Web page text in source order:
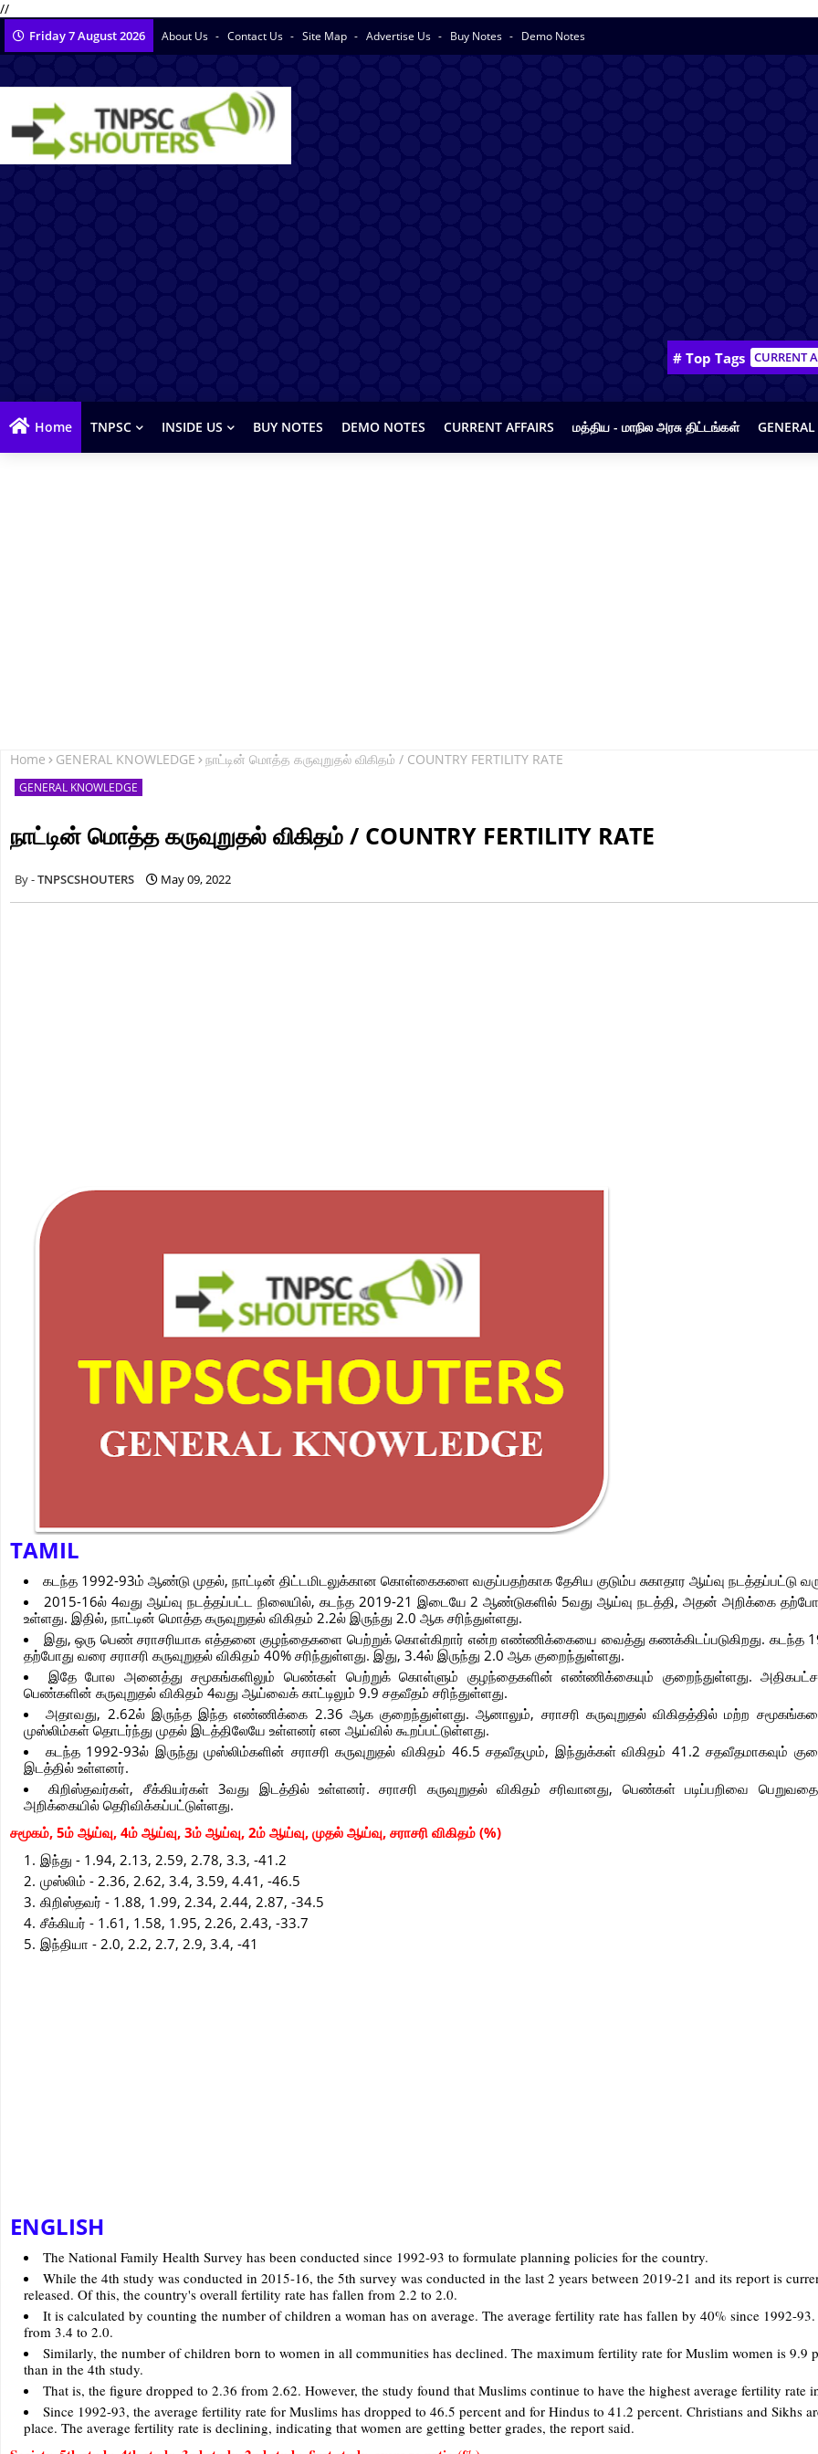
//
Friday 7 August 2026 About Us Contact Us Site Map Advertise Us Buy Notes Demo Notes
# Top Tags CURRENT
Home TNPSC INSIDE US BUY NOTES DEMO NOTES CURRENT AFFAIRS மத்திய - மாநில அரசு திட்டங்கள்
Home GENERAL KNOWLEDGE நாட்டின் மொத்த கருவுறுதல் விகிதம் / COUNTRY FERTILITY RATE
GENERAL KNOWLEDGE
நாட்டின் மொத்த கருவுறுதல் விகிதம் / COUNTRY FERTILITY RATE
TNPSCSHOUTERS May 09, 2022
TAMIL
கடந்த 1992-93ம் ஆண்டு முதல், நாட்டின் திட்டமிடலுக்கான கொள்கைகளை வகுப்பதற்காக தேசிய குடும்ப சுகாதார ஆய்வு நடத்தப்பட்டு
2015-16ல் 4வது ஆய்வு நடத்தப்பட்ட நிலையில், கடந்த 2019-21 இடையே 2 ஆண்டுகளில் 5வது ஆய்வு நடத்தி, அதன் அறிக்கை
உள்ளது. இதில், நாட்டின் மொத்த கருவுறுதல் விகிதம் 2.2ல் இருந்து 2.0 ஆக சரிந்துள்ளது.
இது, ஒரு பெண் சராசரியாக எத்தனை குழந்தைகளை பெற்றுக் கொள்கிறார் என்ற எண்ணிக்கையை வைத்து கணக்கிடப்படுகிறது. கடந்த
தற்போது வரை சராசரி கருவுறுதல் விகிதம் 40% சரிந்துள்ளது. இது, 3.4ல் இருந்து 2.0 ஆக குறைந்துள்ளது.
இதே போல அனைத்து சமூகங்களிலும் பெண்கள் பெற்றுக் கொள்ளும் குழந்தைகளின் எண்ணிக்கையும் குறைந்துள்ளது.
பெண்களின் கருவுறுதல் விகிதம் 4வது ஆய்வைக் காட்டிலும் 9.9 சதவீதம் சரிந்துள்ளது.
அதாவது, 2.62ல் இருந்த இந்த எண்ணிக்கை 2.36 ஆக குறைந்துள்ளது. ஆனாலும், சராசரி கருவுறுதல் விகிதத்தில் மற்ற
முஸ்லிம்கள் தொடர்ந்து முதல் இடத்திலேயே உள்ளனர் என ஆய்வில் கூறப்பட்டுள்ளது.
கடந்த 1992-93ல் இருந்து முஸ்லிம்களின் சராசரி கருவுறுதல் விகிதம் 46.5 சதவீதமும், இந்துக்கள் விகிதம் 41.2 சதவீதமாகவும்
இடத்தில் உள்ளனர்.
கிறிஸ்தவர்கள், சீக்கியர்கள் 3வது இடத்தில் உள்ளனர். சராசரி கருவுறுதல் விகிதம் சரிவானது, பெண்கள் படிப்பறிவை
அறிக்கையில் தெரிவிக்கப்பட்டுள்ளது.
சமூகம், 5ம் ஆய்வு, 4ம் ஆய்வு, 3ம் ஆய்வு, 2ம் ஆய்வு, முதல் ஆய்வு, சராசரி விகிதம் (%)
இந்து - 1.94, 2.13, 2.59, 2.78, 3.3, -41.2
முஸ்லிம் - 2.36, 2.62, 3.4, 3.59, 4.41, -46.5
கிறிஸ்தவர் - 1.88, 1.99, 2.34, 2.44, 2.87, -34.5
சீக்கியர் - 1.61, 1.58, 1.95, 2.26, 2.43, -33.7
இந்தியா - 2.0, 2.2, 2.7, 2.9, 3.4, -41
ENGLISH
The National Family Health Survey has been conducted since 1992-93 to formulate planning policies for the country.
While the 4th study was conducted in 2015-16, the 5th survey was conducted in the last 2 years between 2019-21 and its report is
released. Of this, the country's overall fertility rate has fallen from 2.2 to 2.0.
It is calculated by counting the number of children a woman has on average. The average fertility rate has fallen by 40% since 1992-
from 3.4 to 2.0.
Similarly, the number of children born to women in all communities has declined. The maximum fertility rate for Muslim women is 9.9
than in the 4th study.
That is, the figure dropped to 2.36 from 2.62. However, the study found that Muslims continue to have the highest average fertility rate
Since 1992-93, the average fertility rate for Muslims has dropped to 46.5 percent and for Hindus to 41.2 percent. Christians and Sikhs
place. The average fertility rate is declining, indicating that women are getting better grades, the report said.